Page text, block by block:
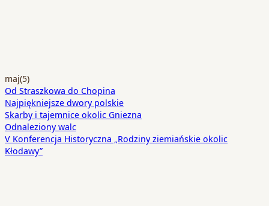
maj(5)
Od Straszkowa do Chopina
Najpiękniejsze dwory polskie
Skarby i tajemnice okolic Gniezna
Odnaleziony walc
V Konferencja Historyczna „Rodziny ziemiańskie okolic
Kłodawy”